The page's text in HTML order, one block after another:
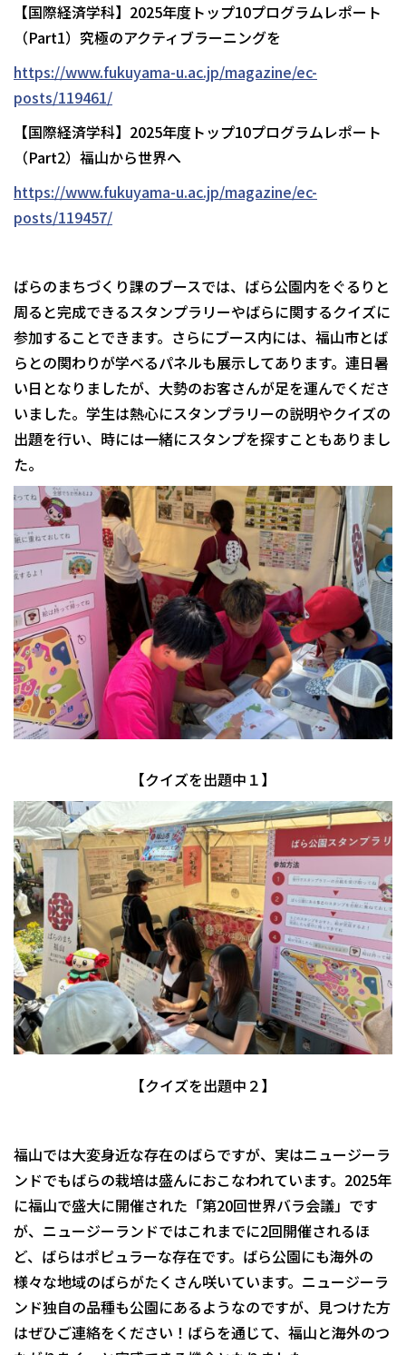
【国際経済学科】2025年度トップ10プログラムレポート
（Part1）究極のアクティブラーニングを
https://www.fukuyama-u.ac.jp/magazine/ec-
posts/119461/
【国際経済学科】2025年度トップ10プログラムレポート
（Part2）福山から世界へ
https://www.fukuyama-u.ac.jp/magazine/ec-
posts/119457/
ばらのまちづくり課のブースでは、ばら公園内をぐるりと
周ると完成できるスタンプラリーやばらに関するクイズに
参加することできます。さらにブース内には、福山市とば
らとの関わりが学べるパネルも展示してあります。連日暑
い日となりましたが、大勢のお客さんが足を運んでくださ
いました。学生は熱心にスタンプラリーの説明やクイズの
出題を行い、時には一緒にスタンプを探すこともありまし
た。
【クイズを出題中１】
【クイズを出題中２】
福山では大変身近な存在のばらですが、実はニュージーラ
ンドでもばらの栽培は盛んにおこなわれています。2025年
に福山で盛大に開催された「第20回世界バラ会議」です
が、ニュージーランドではこれまでに2回開催されるほ
ど、ばらはポピュラーな存在です。ばら公園にも海外の
様々な地域のばらがたくさん咲いています。ニュージーラ
ンド独自の品種も公園にあるようなのですが、見つけた方
はぜひご連絡をください！ばらを通じて、福山と海外のつ